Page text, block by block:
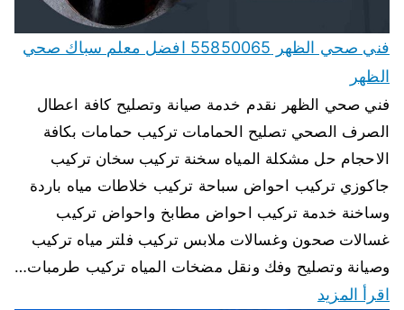
فني صحي الظهر 55850065 افضل معلم سباك صحي
الظهر
فني صحي الظهر نقدم خدمة صيانة وتصليح كافة اعطال
الصرف الصحي تصليح الحمامات تركيب حمامات بكافة
الاحجام حل مشكلة المياه سخنة تركيب سخان تركيب
جاكوزي تركيب احواض سباحة تركيب خلاطات مياه باردة
وساخنة خدمة تركيب احواض مطابخ واحواض تركيب
غسالات صحون وغسالات ملابس تركيب فلتر مياه تركيب
وصيانة وتصليح وفك ونقل مضخات المياه تركيب طرمبات…
اقرأ المزيد